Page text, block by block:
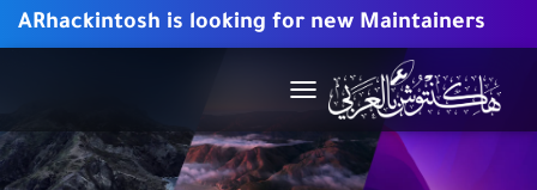
ARhackintosh is looking for new Maintainers